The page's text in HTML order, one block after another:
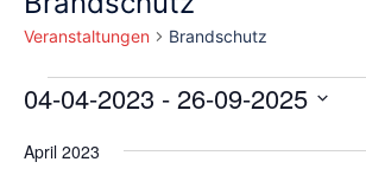
Veranstaltungen Brandschutz
Veranstaltungen
04-04-2023 - 26-09-2025
wählen.
April 2023